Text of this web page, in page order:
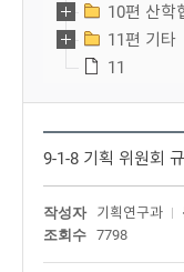
10편 산학
11편 기타
11
9-1-8 기획 위원회
작성자 기획연구과
조회수
7798